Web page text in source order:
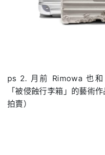
ps 2. 月前 Rimowa也和
「被侵蝕行李箱」的藝術
拍賣）